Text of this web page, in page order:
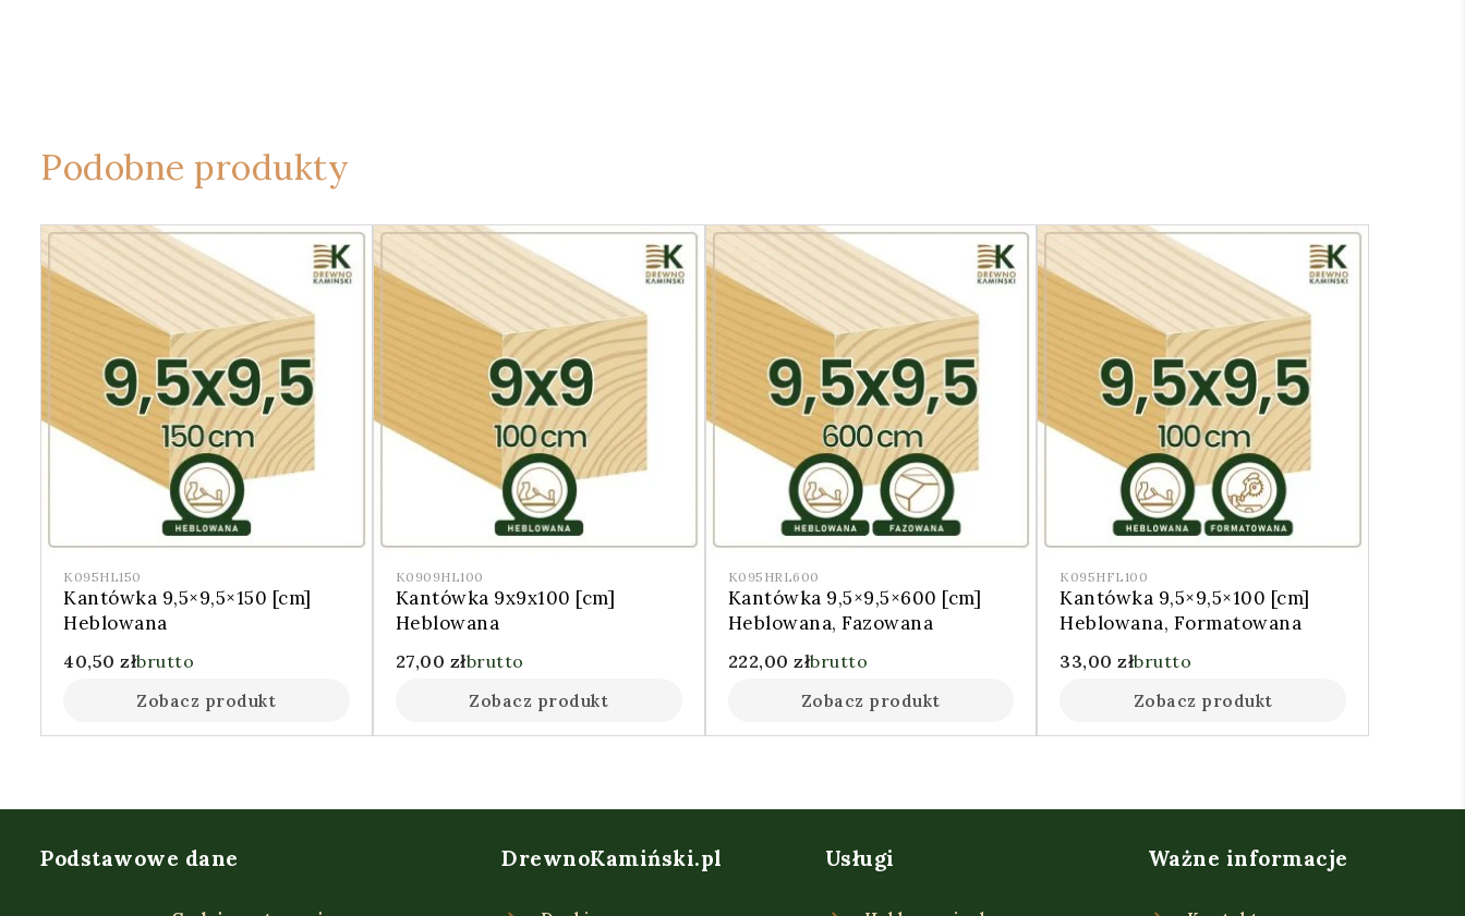
Podobne produkty
K095HL150
Kantówka 9,5×9,5×150 [cm]
Heblowana
40,50 złbrutto
Zobacz produkt
K0909HL100
Kantówka 9x9x100 [cm]
Heblowana
27,00 złbrutto
Zobacz produkt
K095HRL600
Kantówka 9,5×9,5×600 [cm]
Heblowana, Fazowana
222,00złbrutto
Zobacz produkt
K095HFL100
Kantówka 9,5×9,5×100 [cm]
Heblowana, Formatowana
33,00złbrutto
Zobacz produkt
Podstawowe dane DrewnoKamiński.pl Usługi Ważne informacje